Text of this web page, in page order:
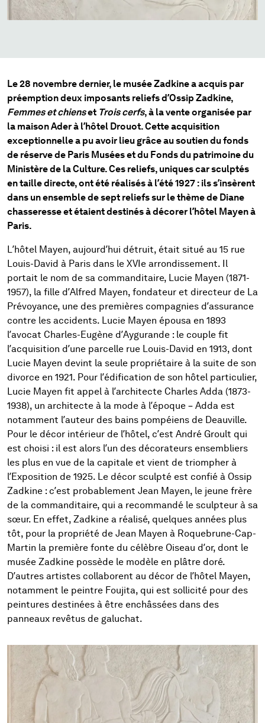
Le 28 novembre dernier, le musée Zadkine a acquis par
préemption deux imposants reliefs d’Ossip Zadkine,
Femmes et chienset Trois cerfs, à la vente organisée par
la maison Ader à l’hôtel Drouot. Cette acquisition
exceptionnelle a pu avoir lieu grâce au soutien du fonds
de réserve de Paris Musées et du Fonds du patrimoine du
Ministère de la Culture. Ces reliefs, uniques car sculptés
en taille directe, ont été réalisés à l’été 1927 : ils s’insèrent
dans un ensemble de sept reliefs sur le thème de Diane
chasseresse et étaient destinés à décorer l’hôtel Mayen à
Paris.
L’hôtel Mayen, aujourd’hui détruit, était situé au 15 rue
Louis-David à Paris dans le XVIe arrondissement. Il
portait le nom de sa commanditaire, Lucie Mayen (1871-
1957), la fille d’Alfred Mayen, fondateur et directeur de La
Prévoyance, une des premières compagnies d’assurance
contre les accidents. Lucie Mayen épousa en 1893
l’avocat Charles-Eugène d’Aygurande : le couple fit
l’acquisition d’une parcelle rue Louis-David en 1913, dont
Lucie Mayen devint la seule propriétaire à la suite de son
divorce en 1921. Pour l’édification de son hôtel particulier,
Lucie Mayen fit appel à l’architecte Charles Adda (1873-
1938), un architecte à la mode à l’époque – Adda est
notamment l’auteur des bains pompéiens de Deauville.
Pour le décor intérieur de l’hôtel, c’est André Groult qui
est choisi : il est alors l’un des décorateurs ensembliers
les plus en vue de la capitale et vient de triompher à
l’Exposition de 1925. Le décor sculpté est confié à Ossip
Zadkine : c’est probablement Jean Mayen, le jeune frère
de la commanditaire, qui a recommandé le sculpteur à sa
sœur. En effet, Zadkine a réalisé, quelques années plus
tôt, pour la propriété de Jean Mayen à Roquebrune-Cap-
Martin la première fonte du célèbre Oiseau d’or, dont le
musée Zadkine possède le modèle en plâtre doré.
D’autres artistes collaborent au décor de l’hôtel Mayen,
notamment le peintre Foujita, qui est sollicité pour des
peintures destinées à être enchâssées dans des
panneaux revêtus de galuchat.